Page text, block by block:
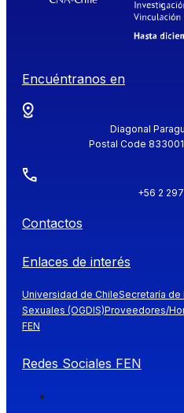
Encuéntranos en
Diagonal
Postal Code
+56 2
Contactos
Enlaces de interés
Universidad de ChileSecretaría de
Sexuales (OGDIS)Proveedores/
FEN
Redes Sociales FEN